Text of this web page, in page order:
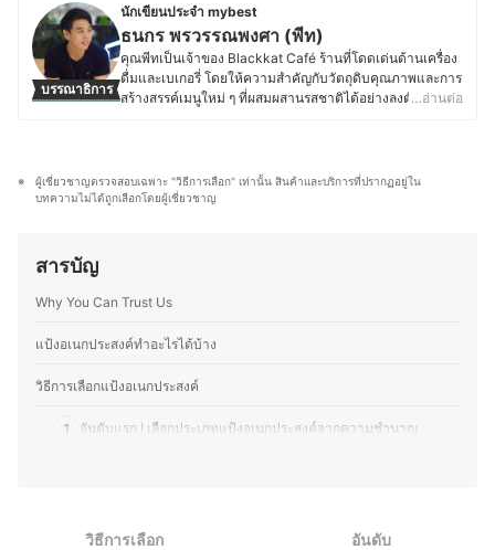
ศึกษาด้านจุลชีววิทยา จากมหาวิทยาลัยศรีนครินทรวิโรฒ แต่
ด้วยความหลงใหลในขนม คุณอุ๊ยจึงศึกษาต่อด้านการทำขนม
ที่ Le Cordon Bleu Dusit ฝึกฝนจนสามารถเปิดร้านของตัว
เอง และยังคงเรียนเพิ่มเติมจากเชฟแชมป์โลก อีกทั้งยังศึกษาดู
งานด้านขนมปังที่ไต้หวันมาอย่างสม่ำเสมอ ต่อมาในปี 2020
คุณอุ๊ยเริ่มศึกษาและทำงานด้าน Technical Sale &
Biscuit จากเปลือกกาแฟ เพื่อลดขยะในอุตสาหกรรมกาแฟ
คุณอุ๊ยจึงมีความเชี่ยวชาญในการผสานศาสตร์ของจุล
ประวัติของ พีรภัทร ศรีทอง (อุ๊ย)
บรรณาธิการ
นักเขียนประจำ mybest
ธนกร พรวรรณพงศา (พีท)
คุณพีทเป็นเจ้าของ Blackkat Café ร้านที่โดดเด่นด้านเครื่อง
ดื่มและเบเกอรี่ โดยให้ความสำคัญกับวัตถุดิบคุณภาพและการ
สร้างสรรค์เมนูใหม่ ๆ ที่ผสมผสานรสชาติได้อย่างลงตัว ด้วย
การโรงแรมจากมหาวิทยาลัยเนชั่น ยังส่งเสริมให้คุณพีทเข้าใจ
ศาสตร์ของอาหารและเครื่องดื่ม รวมถึงการสร้างประสบการณ์
อาหาร เบเกอรี่ และการพัฒนาเมนูต่าง ๆ เพื่อให้ผู้ที่สนใจ
ประวัติของ ธนกร พรวรรณพงศา (พีท)
…อ่านต่อ
ผู้เชี่ยวชาญตรวจสอบเฉพาะ "วิธีการเลือก" เท่านั้น สินค้าและบริการที่ปรากฏอยู่ใน
บทความไม่ได้ถูกเลือกโดยผู้เชี่ยวชาญ
สารบัญ
Why You Can Trust Us
แป้งอเนกประสงค์ทำอะไรได้บ้าง
วิธีการเลือกแป้งอเนกประสงค์
1 อันดับแรก ! เลือกประเภทแป้งอเนกประสงค์จากความชำนาญ
วิธีการเลือก อันดับ